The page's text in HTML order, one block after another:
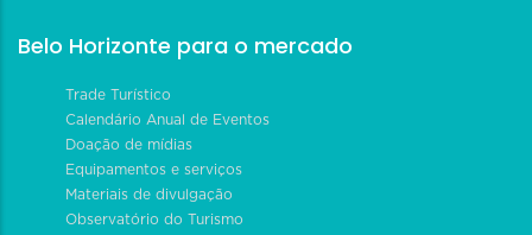
Belo Horizonte para o mercado
Trade Turístico
Calendário Anual de Eventos
Doação de mídias
Equipamentos e serviços
Materiais de divulgação
Observatório do Turismo